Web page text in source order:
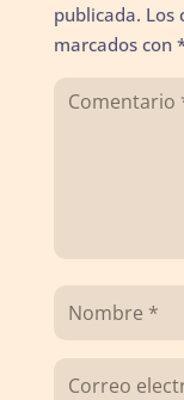
publicada. Los
marcados con